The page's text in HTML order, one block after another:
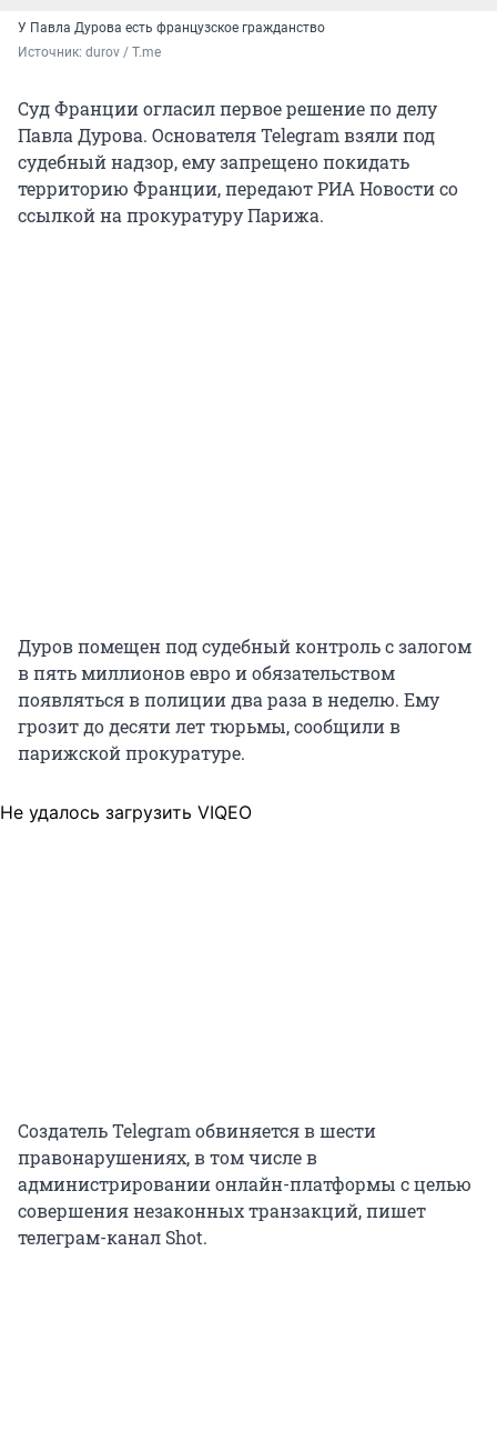
У Павла Дурова есть французское гражданство
Источник: durov / T.me
Суд Франции огласил первое решение по делу
Павла Дурова. Основателя Telegram взяли под
судебный надзор, ему запрещено покидать
территорию Франции, передают РИА Новости со
ссылкой на прокуратуру Парижа.
Дуров помещен под судебный контроль с залогом
в пять миллионов евро и обязательством
появляться в полиции два раза в неделю. Ему
грозит до десяти лет тюрьмы, сообщили в
парижской прокуратуре.
Не удалось загрузить VIQEO
Создатель Telegram обвиняется в шести
правонарушениях, в том числе в
администрировании онлайн-платформы с целью
совершения незаконных транзакций, пишет
телеграм-канал Shot.